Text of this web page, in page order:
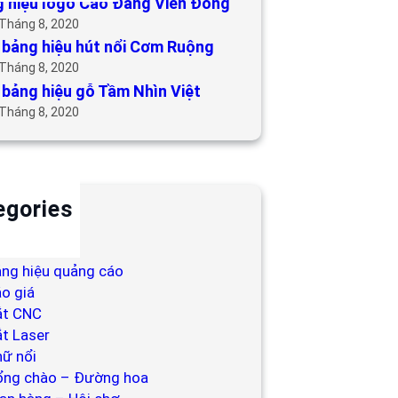
8, 2020
hiệu hút nổi Cơm Ruộng
8, 2020
hiệu gỗ Tầm Nhìn Việt
8, 2020
hiệu quảng cáo
giá
CNC
Laser
nổi
chào – Đường hoa